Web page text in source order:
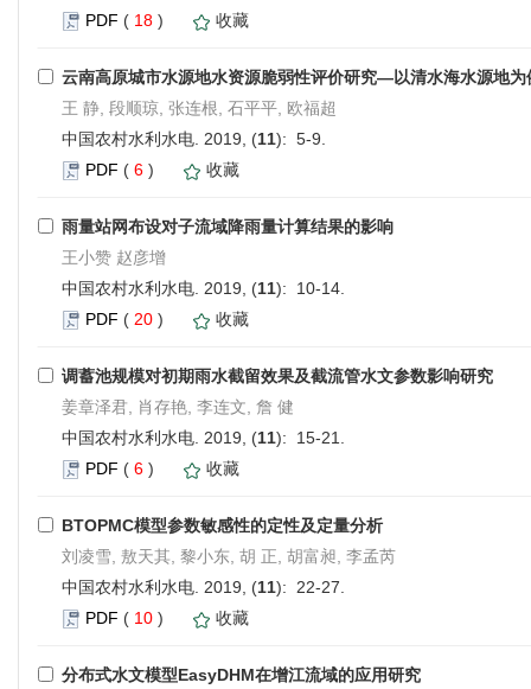
PDF ( 18 ) 收藏
云南高原城市水源地水资源脆弱性评价研究—以清水海水源地为
王 静, 段顺琼, 张连根, 石平平, 欧福超
中国农村水利水电. 2019, (11): 5-9.
PDF ( 6 ) 收藏
雨量站网布设对子流域降雨量计算结果的影响
王小赞 赵彦增
中国农村水利水电. 2019, (11): 10-14.
PDF ( 20 ) 收藏
调蓄池规模对初期雨水截留效果及截流管水文参数影响研究
姜章泽君, 肖存艳, 李连文, 詹 健
中国农村水利水电. 2019, (11): 15-21.
PDF ( 6 ) 收藏
BTOPMC模型参数敏感性的定性及定量分析
刘凌雪, 敖天其, 黎小东, 胡 正, 胡富昶, 李孟芮
中国农村水利水电. 2019, (11): 22-27.
PDF ( 10 ) 收藏
分布式水文模型EasyDHM在增江流域的应用研究